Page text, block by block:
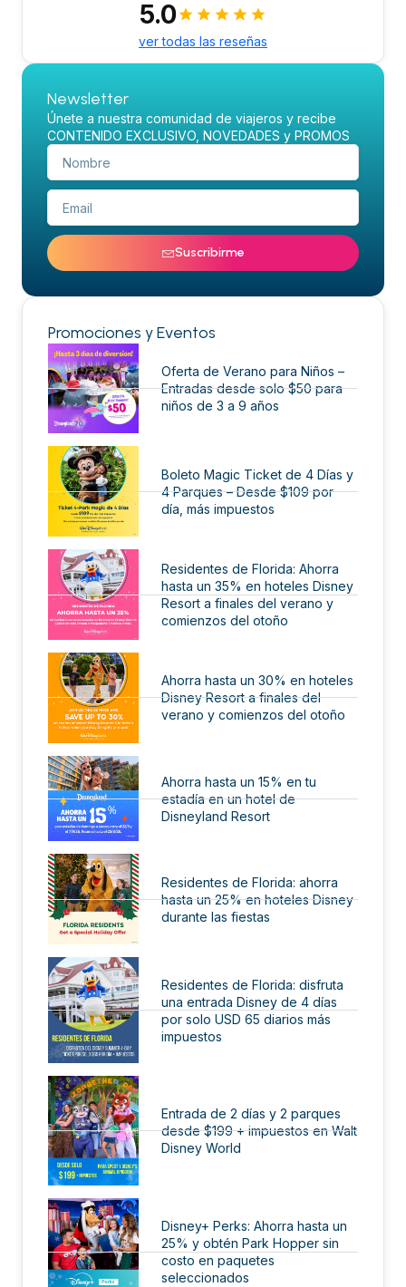
5.0
ver todas las reseñas
Newsletter
Únete a nuestra comunidad de viajeros y recibe
CONTENIDO EXCLUSIVO, NOVEDADES y PROMOS
Suscribirme
Promociones y Eventos
Oferta de Verano para Niños –
Entradas desde solo $50 para
niños de 3 a 9 años
Boleto Magic Ticket de 4 Días y
4 Parques – Desde $109 por
día, más impuestos
Residentes de Florida: Ahorra
hasta un 35% en hoteles Disney
Resort a finales del verano y
comienzos del otoño
Ahorra hasta un 30% en hoteles
Disney Resort a finales del
verano y comienzos del otoño
Ahorra hasta un 15% en tu
estadía en un hotel de
Disneyland Resort
Residentes de Florida: ahorra
hasta un 25% en hoteles Disney
durante las fiestas
Residentes de Florida: disfruta
una entrada Disney de 4 días
por solo USD 65 diarios más
impuestos
Entrada de 2 días y 2 parques
desde $199 + impuestos en Walt
Disney World
Disney+ Perks: Ahorra hasta un
25% y obtén Park Hopper sin
costo en paquetes
seleccionados